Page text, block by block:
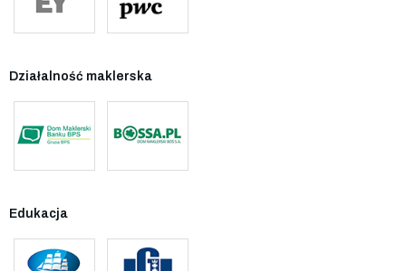
Działalność maklerska
Edukacja